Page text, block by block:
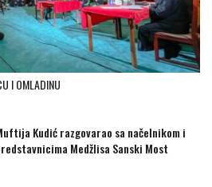
I OMLADINU
Kudić razgovarao sa načelnikom i
Medžlisa Sanski Most